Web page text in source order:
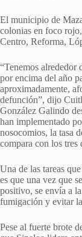
El municipio de
colonias en foco
Centro, Reforma,
“Tenemos alrededor
por encima del año
aproximadamente,
defunción”, dijo
González Galindo
han implementado
nosocomios, la tasa
compara con los tres
Una de las tareas
es que una vez que
positivo, se envía a
fumigación y evitar
Pese al fuerte brote